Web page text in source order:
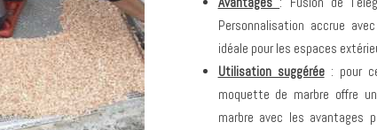
Personnalisation accrue
idéale pour les espaces
Utilisation suggérée: pour
moquette de marbre offre
marbre avec les avantages